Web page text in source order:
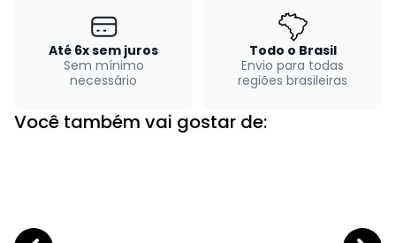
Até 6x sem juros
Sem mínimo
necessário
Todo o Brasil
Envio para todas
regiões brasileiras
Você também vai gostar de: